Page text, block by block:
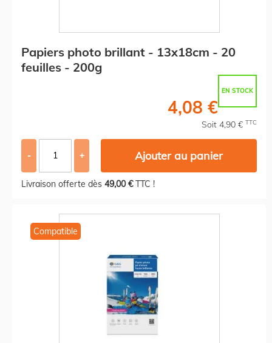
Papiers photo brillant - 13x18cm - 20
feuilles - 200g
EN STOCK
4,08 €
Soit 4,90 € TTC
- + Ajouter au panier
Livraison offerte dès 49,00 €TTC !
Compatible